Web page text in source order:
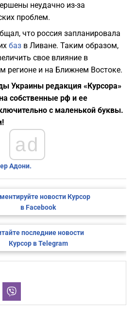
неудачно из-за
проблем.
что россия запланировала
баз в Ливане. Таким образом,
свое влияние в
регионе и на Ближнем Востоке.
Украины редакция «Курсора»
собственные рф и ее
с маленькой буквы.
ad
Адони.
новости Курсор
в Facebook
последние новости
Курсор в Telegram
Telegram